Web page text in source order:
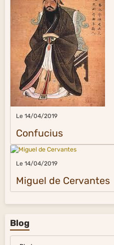
Le 14/04/2019
Confucius
Le 14/04/2019
Miguel de Cervantes
Blog